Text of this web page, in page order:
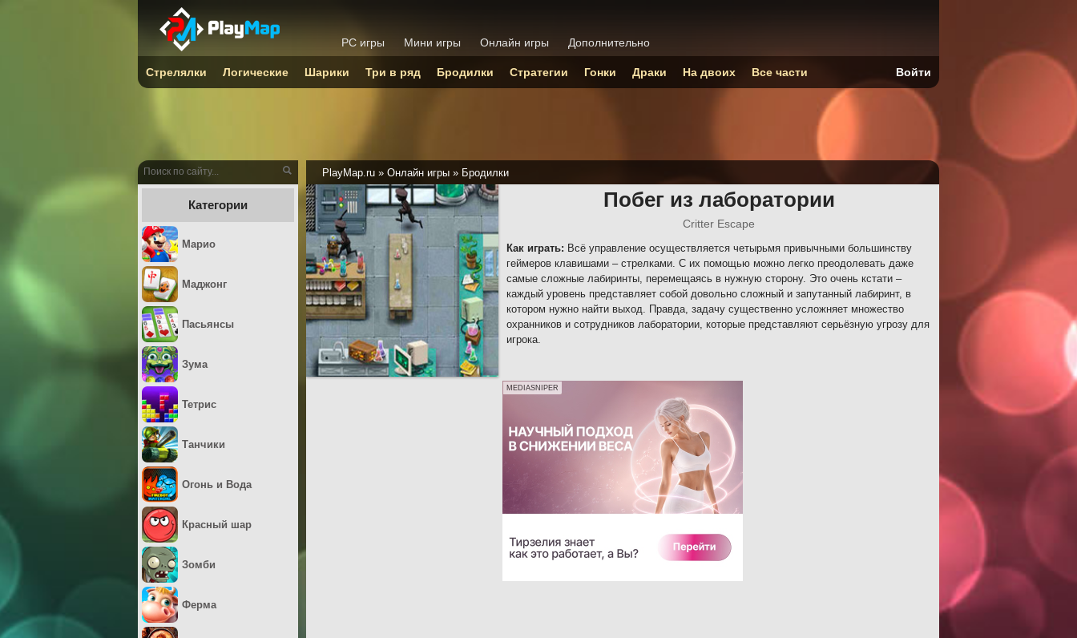
PlayMap.ru » Онлайн игры » Бродилки
Побег из лаборатории
Critter Escape
Как играть: Всё управление осуществляется четырьмя привычными большинству
геймеров клавишами – стрелками. С их помощью можно легко преодолевать даже
самые сложные лабиринты, перемещаясь в нужную сторону. Это очень кстати –
каждый уровень представляет собой довольно сложный и запутанный лабиринт, в
котором нужно найти выход. Правда, задачу существенно усложняет множество
охранников и сотрудников лаборатории, которые представляют серьёзную угрозу для
игрока.
MEDIASNIPER
Категории
Марио
Маджонг
Пасьянсы
Зума
Тетрис
Танчики
Огонь и Вода
Красный шар
Зомби
Ферма
PC игры Мини игры Онлайн игры Дополнительно
Стрелялки Логические Шарики Три в ряд Бродилки Стратегии Гонки Драки На двоих Все части Войти